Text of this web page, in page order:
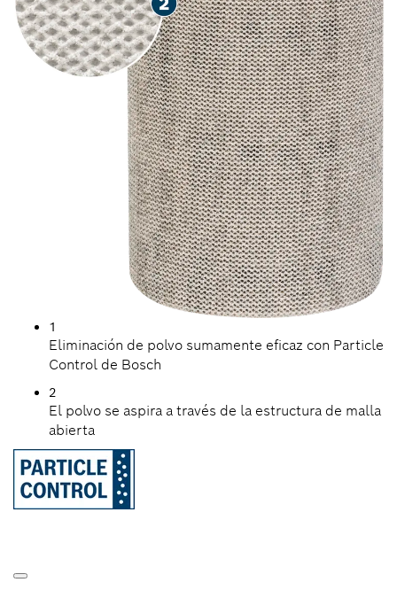
1
Eliminación de polvo sumamente eficaz con Particle
Control de Bosch
2
El polvo se aspira a través de la estructura de malla
abierta